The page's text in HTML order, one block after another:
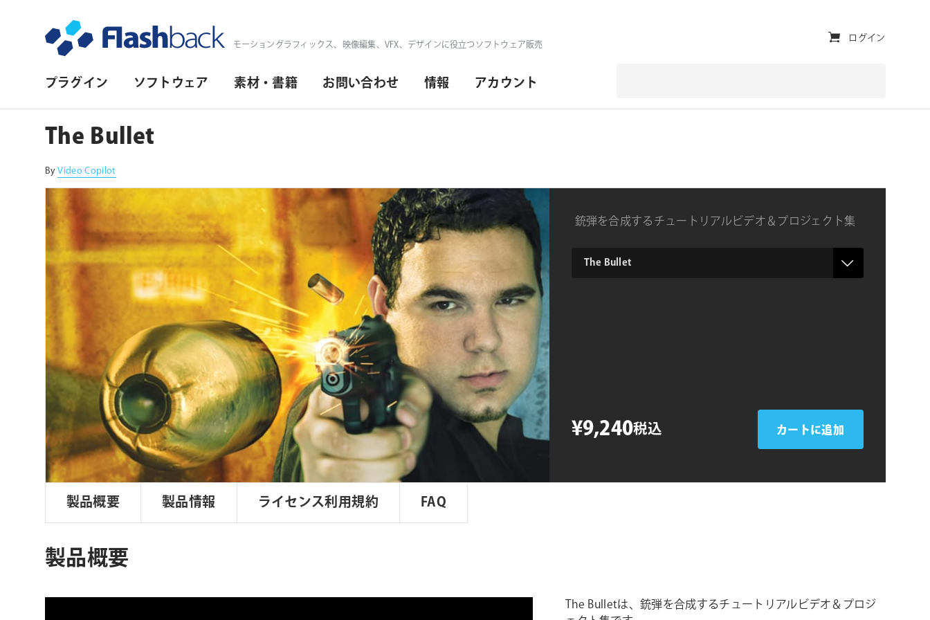
モーショングラフィックス、映像編集、VFX、デザインに役立つソフトウェア販売
プ
イ
マ
リ・
ナ
ビ
ゲ
ー
シ
ョ
ン
プラグイン ソフトウェア 素材・書籍 お問い合わせ 情報 アカウント
ユ
ィ
ィ・
ナ
ログイン
The Bullet
ByVideo Copilot
銃弾を合成するチュートリアルビデオ＆プロジェクト集
product
¥9,240税込 カートに追加
製品概要 製品情報 ライセンス利用規約 FAQ
製品概要
The Bulletは、銃弾を合成するチュートリアルビデオ＆プロジ